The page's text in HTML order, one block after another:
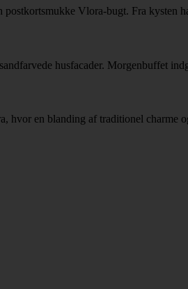
Vlora-bugt. Fra kysten
husfacader. Morgenbuffet
en blanding af traditionel charme